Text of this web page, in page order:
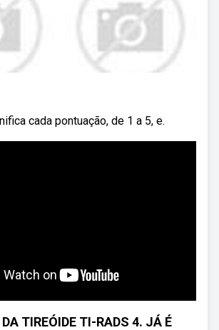
cada pontuação, de 1 a 5, e.
TIREÓIDE TI-RADS 4. JÁ É